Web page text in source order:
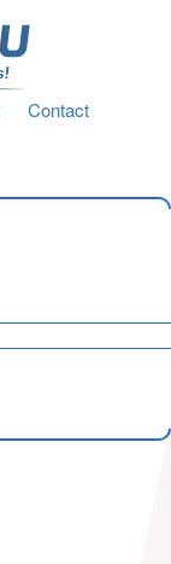
Contact